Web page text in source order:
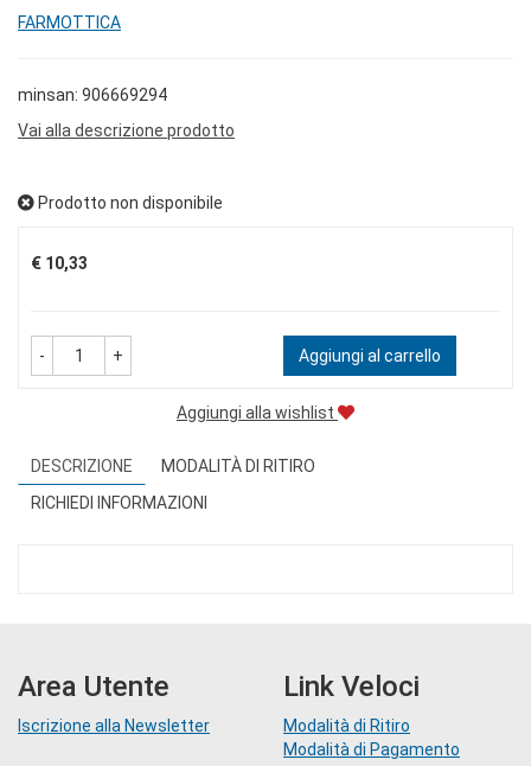
FARMOTTICA
minsan: 906669294
Vai alla descrizione prodotto
Prodotto non disponibile
Prezzo
€ 10,33
- + Aggiungi al carrello
Aggiungi alla wishlist
DESCRIZIONE
MODALITÀ DI RITIRO
RICHIEDI INFORMAZIONI
Area Utente
Iscrizione alla Newsletter
Link Veloci
Modalità di Ritiro
Modalità di Pagamento